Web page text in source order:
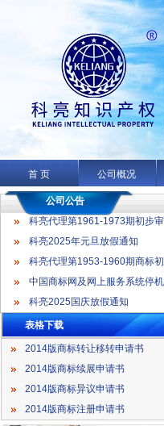
首 页 公司概况
公司公告
中国商标网及网上服务系统停
科亮2025国庆放假通知
科亮2025年元旦放假通知
中国商标网及网上服务系统停
科亮2025国庆放假通知
表格下载
2014版商标转让移转申请书
2014版商标续展申请书
2014版商标异议申请书
2014版商标注册申请书